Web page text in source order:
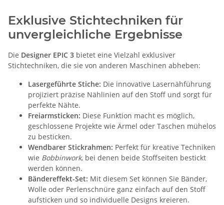
Exklusive Stichtechniken für
unvergleichliche Ergebnisse
Die Designer EPIC 3 bietet eine Vielzahl exklusiver
Stichtechniken, die sie von anderen Maschinen abheben:
Lasergeführte Stiche: Die innovative Lasernähführung
projiziert präzise Nählinien auf den Stoff und sorgt für
perfekte Nähte.
Freiarmsticken: Diese Funktion macht es möglich,
geschlossene Projekte wie Ärmel oder Taschen mühelos
zu besticken.
Wendbarer Stickrahmen: Perfekt für kreative Techniken
wie Bobbinwork, bei denen beide Stoffseiten bestickt
werden können.
Bändereffekt-Set: Mit diesem Set können Sie Bänder,
Wolle oder Perlenschnüre ganz einfach auf den Stoff
aufsticken und so individuelle Designs kreieren.